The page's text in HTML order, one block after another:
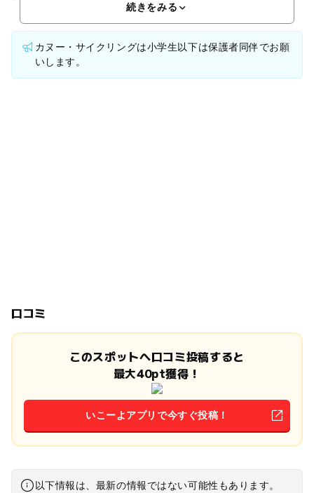
続きをみる
カヌー・サイクリングは小学生以下は保護者同伴でお願
いします。
口コミ
このスポットへ口コミ投稿すると
最大40pt獲得！
いこーよアプリで今すぐ投稿！
以下情報は、最新の情報ではない可能性もあります。